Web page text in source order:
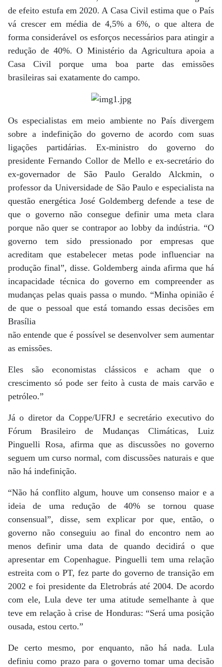
de efeito estufa em 2020. A Casa Civil estima que o País
vá crescer em média de 4,5% a 6%, o que altera de
forma considerável os esforços necessários para atingir a
redução de 40%. O Ministério da Agricultura apoia a
Casa Civil porque uma boa parte das emissões
brasileiras sai exatamente do campo.
Os especialistas em meio ambiente no País divergem
sobre a indefinição do governo de acordo com suas
ligações partidárias. Ex-ministro do governo do
presidente Fernando Collor de Mello e ex-secretário do
ex-governador de São Paulo Geraldo Alckmin, o
professor da Universidade de São Paulo e especialista na
questão energética José Goldemberg defende a tese de
que o governo não consegue definir uma meta clara
porque não quer se contrapor ao lobby da indústria. “O
governo tem sido pressionado por empresas que
acreditam que estabelecer metas pode influenciar na
produção final”, disse. Goldemberg ainda afirma que há
incapacidade técnica do governo em compreender as
mudanças pelas quais passa o mundo. “Minha opinião é
de que o pessoal que está tomando essas decisões em
Brasília
não entende que é possível se desenvolver sem aumentar
as emissões.
Eles são economistas clássicos e acham que o
crescimento só pode ser feito à custa de mais carvão e
petróleo.”
Já o diretor da Coppe/UFRJ e secretário executivo do
Fórum Brasileiro de Mudanças Climáticas, Luiz
Pinguelli Rosa, afirma que as discussões no governo
seguem um curso normal, com discussões naturais e que
não há indefinição.
“Não há conflito algum, houve um consenso maior e a
ideia de uma redução de 40% se tornou quase
consensual”, disse, sem explicar por que, então, o
governo não conseguiu ao final do encontro nem ao
menos definir uma data de quando decidirá o que
apresentar em Copenhague. Pinguelli tem uma relação
estreita com o PT, fez parte do governo de transição em
2002 e foi presidente da Eletrobrás até 2004. De acordo
com ele, Lula deve ter uma atitude semelhante à que
teve em relação à crise de Honduras: “Será uma posição
ousada, estou certo.”
De certo mesmo, por enquanto, não há nada. Lula
definiu como prazo para o governo tomar uma decisão